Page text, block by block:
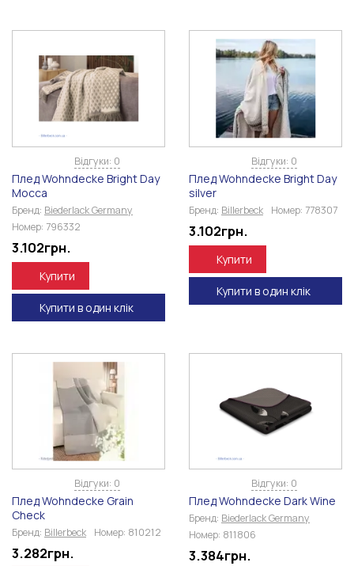
Відгуки: 0
Плед Wohndecke Bright Day
Mocca
Бренд: Biederlack Germany
Номер: 796332
3.102грн.
Купити
Купити в один клік
Відгуки: 0
Плед Wohndecke Bright Day
silver
Бренд: Billerbeck Номер: 778307
3.102грн.
Купити
Купити в один клік
Відгуки: 0
Плед Wohndecke Grain
Check
Бренд: Billerbeck Номер: 810212
3.282грн.
Відгуки: 0
Плед Wohndecke Dark Wine
Бренд: Biederlack Germany
Номер: 811806
3.384грн.